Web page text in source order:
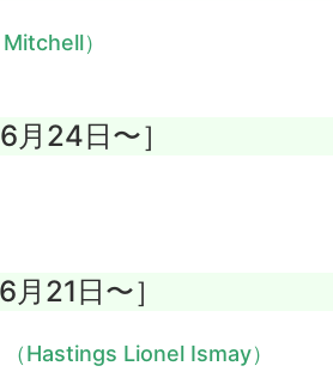
）
24日〜］
21日〜］
（Hastings Lionel Ismay）